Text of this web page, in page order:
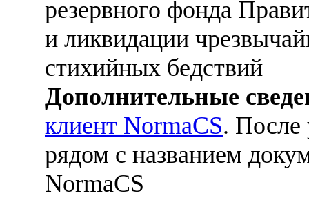
резервного фонда
и ликвидации
стихийных бедствий
Дополнительные
клиент NormaCS. После
рядом с названием
NormaCS